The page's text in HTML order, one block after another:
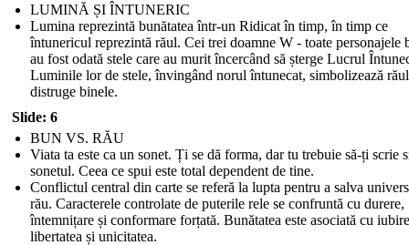
LUMINĂ ȘI ÎNTUNERIC
Lumina reprezintă bunătatea într-un Ridicat în timp, în timp ce
întunericul reprezintă răul. Cei trei doamne W - toate personajele
au fost odată stele care au murit încercând să șterge Lucrul
Luminile lor de stele, învingând norul întunecat, simbolizează
distruge binele.
Slide: 6
BUN VS. RĂU
Viata ta este ca un sonet. Ți se dă forma, dar tu trebuie să-ți scrie
sonetul. Ceea ce spui este total dependent de tine.
Conflictul central din carte se referă la lupta pentru a salva
rău. Caracterele controlate de puterile rele se confruntă cu durere,
întemnițare și conformare forțată. Bunătatea este asociată cu
libertatea și unicitatea.